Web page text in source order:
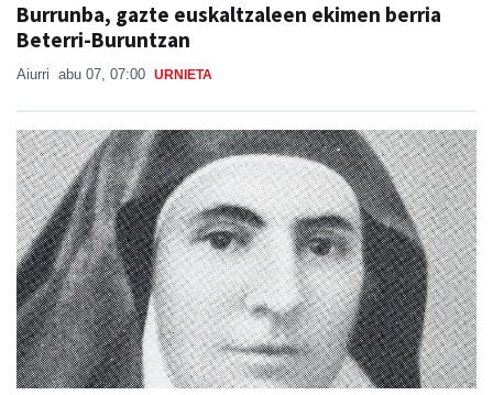
Burrunba, gazte euskaltzaleen ekimen berria
Beterri-Buruntzan
Aiurri abu 07, 07:00 URNIETA